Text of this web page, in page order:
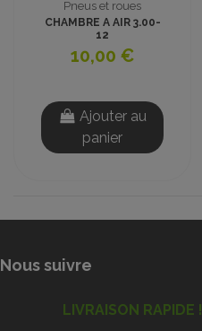
Pneus et roues
CHAMBRE A AIR 3.00-
12
10,00 €
Ajouter au
panier
Nous suivre
LIVRAISON RAPIDE !